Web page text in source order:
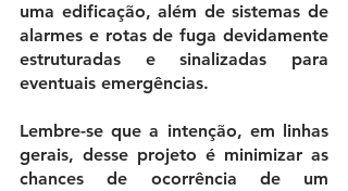
uma edificação, além de sistemas de
alarmes e rotas de fuga devidamente
estruturadas e sinalizadas para
eventuais emergências.
Lembre-se que a intenção, em linhas
gerais, desse projeto é minimizar as
chances de ocorrência de um